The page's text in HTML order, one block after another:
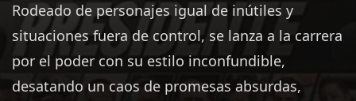
Rodeado de personajes igual de inútiles y
situaciones fuera de control, se lanza a la carrera
por el poder con su estilo inconfundible,
desatando un caos de promesas absurdas,